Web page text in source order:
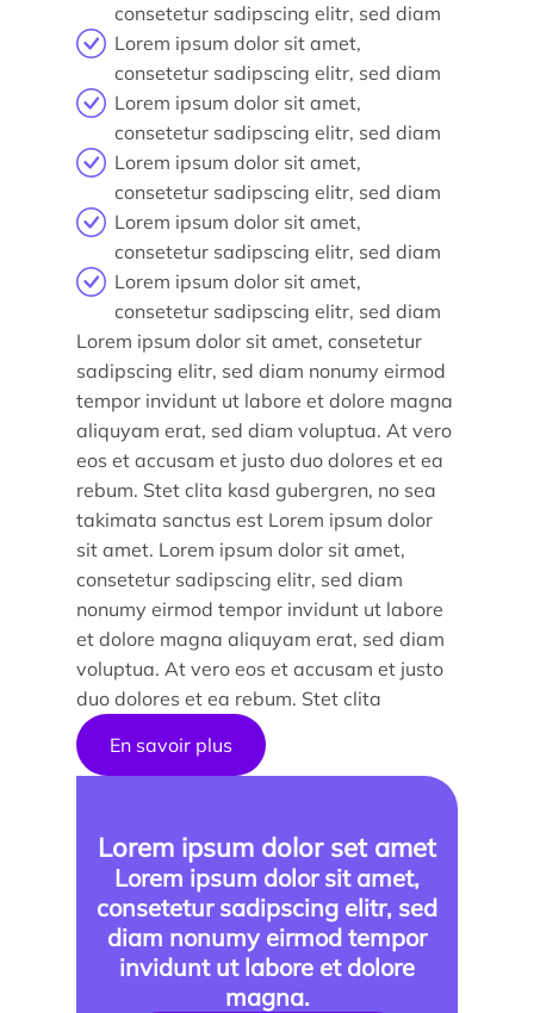
Parole d’experts
Ils nous soutiennent
Espace Presse
Étude/Stage
Comment candidater ?
Comment candidater ?
Nos recherches et expertises
Laboratoires
École doctorale
consetetur sadipscing elitr, sed diam
Lorem ipsum dolor sit amet,
consetetur sadipscing elitr, sed diam
Lorem ipsum dolor sit amet,
consetetur sadipscing elitr, sed diam
Lorem ipsum dolor sit amet,
consetetur sadipscing elitr, sed diam
Lorem ipsum dolor sit amet,
consetetur sadipscing elitr, sed diam
Lorem ipsum dolor sit amet,
consetetur sadipscing elitr, sed diam
Lorem ipsum dolor sit amet, consetetur
sadipscing elitr, sed diam nonumy eirmod
tempor invidunt ut labore et dolore magna
aliquyam erat, sed diam voluptua. At vero
eos et accusam et justo duo dolores et ea
rebum. Stet clita kasd gubergren, no sea
takimata sanctus est Lorem ipsum dolor
sit amet. Lorem ipsum dolor sit amet,
consetetur sadipscing elitr, sed diam
nonumy eirmod tempor invidunt ut labore
et dolore magna aliquyam erat, sed diam
voluptua. At vero eos et accusam et justo
duo dolores et ea rebum. Stet clita
En savoir plus
Lorem ipsum dolor set amet
Lorem ipsum dolor sit amet,
consetetur sadipscing elitr, sed
diam nonumy eirmod tempor
invidunt ut labore et dolore
magna.